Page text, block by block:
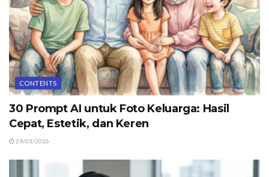
CONTENTS
30 Prompt AI untuk Foto Keluarga: Hasil
Cepat, Estetik, dan Keren
29/03/2026